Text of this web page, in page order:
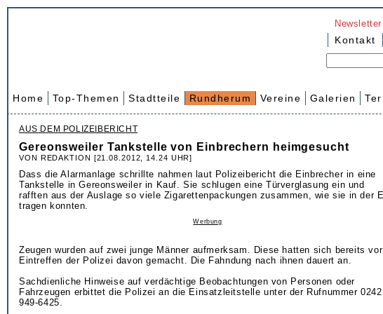
Newsletter
Kontakt
Home Top-Themen Stadtteile Rundherum Vereine Galerien
AUS DEM POLIZEIBERICHT
Gereonsweiler Tankstelle von Einbrechern heimgesucht
VON REDAKTION [21.08.2012, 14.24 UHR]
Dass die Alarmanlage schrillte nahmen laut Polizeibericht die Einbrecher in eine
Tankstelle in Gereonsweiler in Kauf. Sie schlugen eine Türverglasung ein und
rafften aus der Auslage so viele Zigarettenpackungen zusammen, wie sie in der
tragen konnten.
Werbung
Zeugen wurden auf zwei junge Männer aufmerksam. Diese hatten sich bereits vor
Eintreffen der Polizei davon gemacht. Die Fahndung nach ihnen dauert an.
Sachdienliche Hinweise auf verdächtige Beobachtungen von Personen oder
Fahrzeugen erbittet die Polizei an die Einsatzleitstelle unter der Rufnummer
949-6425.